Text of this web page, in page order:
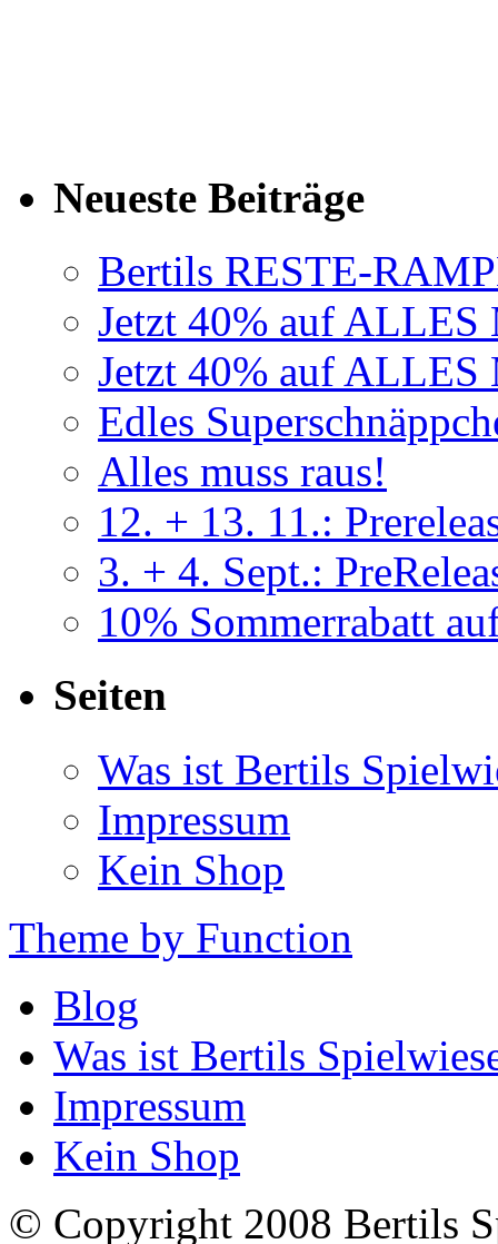
Neueste Beiträge
Bertils RESTE-
Jetzt 40% auf
Jetzt 40% auf
Edles
Alles muss raus!
12. + 13. 11.:
3. + 4. Sept.:
10% Sommerrabatt
Seiten
Was ist Bertils
Impressum
Kein Shop
Theme by Function
Blog
Was ist Bertils
Impressum
Kein Shop
© Copyright 2008 Bertils